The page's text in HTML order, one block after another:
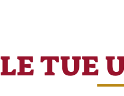
LE TUE